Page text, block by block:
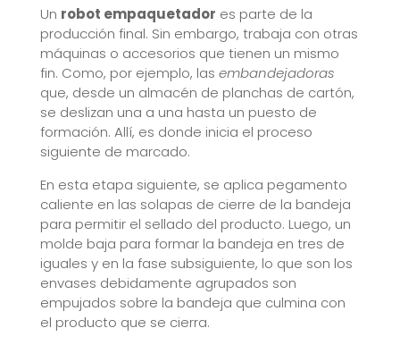
Un robot empaquetador es parte de la
producción final. Sin embargo, trabaja con otras
máquinas o accesorios que tienen un mismo
fin. Como, por ejemplo, las embandejadoras
que, desde un almacén de planchas de cartón,
se deslizan una a una hasta un puesto de
formación. Allí, es donde inicia el proceso
siguiente de marcado.
En esta etapa siguiente, se aplica pegamento
caliente en las solapas de cierre de la bandeja
para permitir el sellado del producto. Luego, un
molde baja para formar la bandeja en tres de
iguales y en la fase subsiguiente, lo que son los
envases debidamente agrupados son
empujados sobre la bandeja que culmina con
el producto que se cierra.